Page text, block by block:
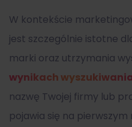
W kontekście
jest szczególnie istotne
marki oraz utrzymania
wynikach
nazwę Twojej firmy lub
pojawia się na